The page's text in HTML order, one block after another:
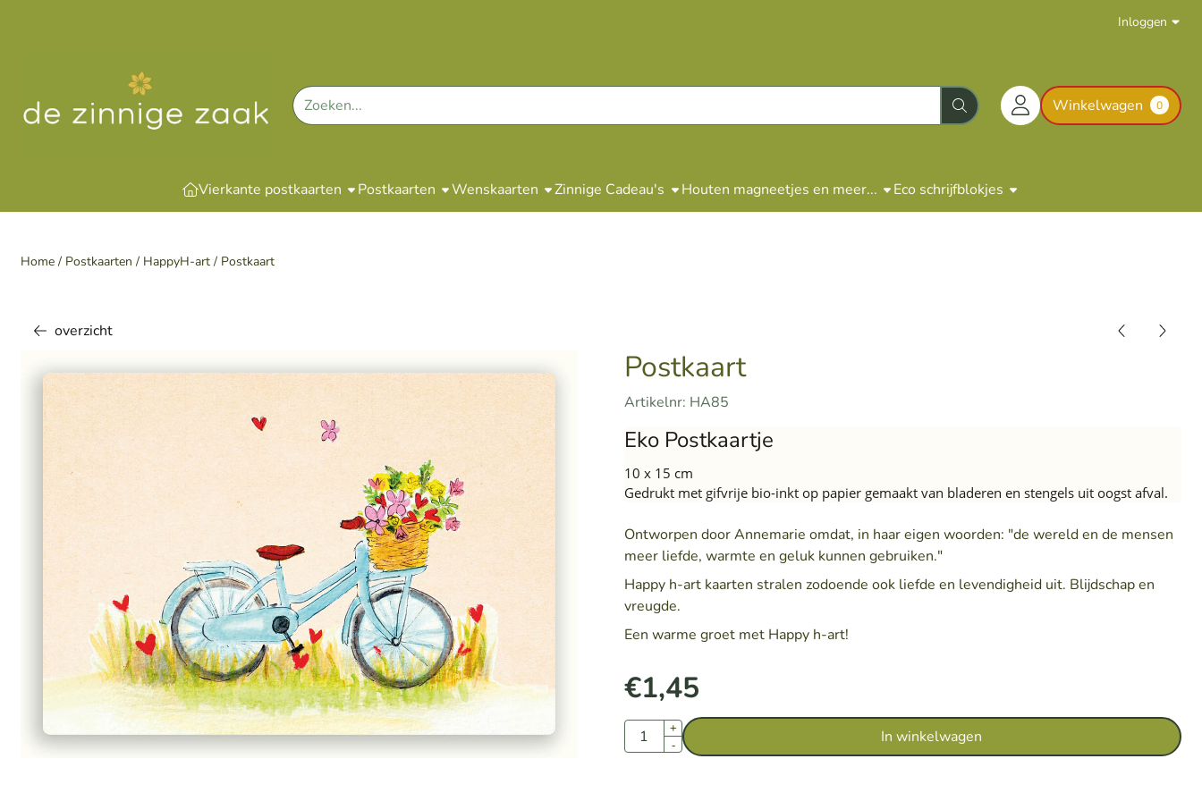
Inloggen
Zoeken Winkelwagen 0
Vierkante postkaarten Postkaarten Wenskaarten Zinnige Cadeau's Houten magneetjes en meer... Eco schrijfblokjes
Home / Postkaarten / HappyH-art / Postkaart
overzicht
Postkaart
Artikelnr: HA85
Eko Postkaartje
10 x 15 cm
Gedrukt met gifvrije bio-inkt op papier gemaakt van bladeren en stengels uit oogst afval.
Ontworpen door Annemarie omdat, in haar eigen woorden: "de wereld en de mensen
meer liefde, warmte en geluk kunnen gebruiken."
Happy h-art kaarten stralen zodoende ook liefde en levendigheid uit. Blijdschap en
vreugde.
Een warme groet met Happy h-art!
€1,45
Aantal
+
-
In winkelwagen